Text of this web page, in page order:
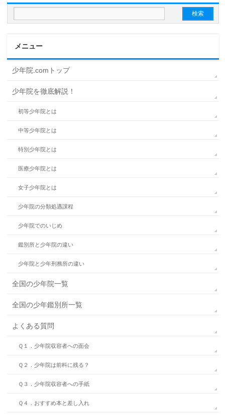
メニュー
少年院.comトップ
少年院を徹底解説！
初等少年院とは
中等少年院とは
特別少年院とは
医療少年院とは
女子少年院とは
少年院の分類処遇課程
少年院でのいじめ
鑑別所と少年院の違い
少年院と少年刑務所の違い
全国の少年院一覧
全国の少年鑑別所一覧
よくある質問
Ｑ１．少年院収容者への面会
Ｑ２．少年院は前科に残る？
Ｑ３．少年院収容者への手紙
Ｑ４．おすすめ本と差し入れ